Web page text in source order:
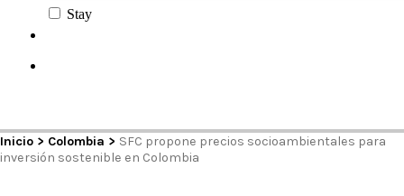
Stay
Inicio > Colombia > SFC propone precios socioambientales para
inversión sostenible en Colombia